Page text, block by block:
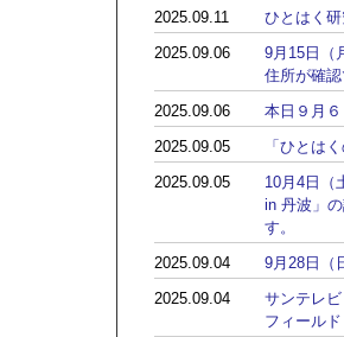
2025.09.11
ひとはく
2025.09.06
9月15日（
住所が確
2025.09.06
本日９月
2025.09.05
「ひとは
2025.09.05
10月4日（
in 丹波」
す。
2025.09.04
9月28日（
2025.09.04
サンテレ
フィール